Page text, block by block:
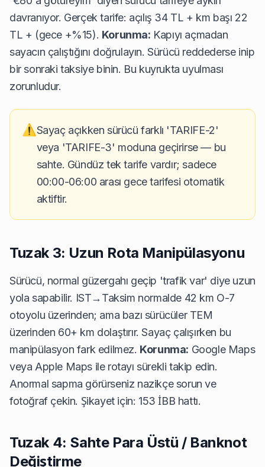
davranıyor. Gerçek tarife: açılış 34 TL + km başı 22
TL + (gece +%15). Korunma: Kapıyı açmadan
sayacın çalıştığını doğrulayın. Sürücü reddederse inip
bir sonraki taksiye binin. Bu kuyrukta uyulması
zorunludur.
⚠️Sayaç açıkken sürücü farklı 'TARIFE-2'
veya 'TARIFE-3' moduna geçirirse — bu
sahte. Gündüz tek tarife vardır; sadece
00:00-06:00 arası gece tarifesi otomatik
aktiftir.
Tuzak 3: Uzun Rota Manipülasyonu
Sürücü, normal güzergahı geçip 'trafik var' diye uzun
yola sapabilir. IST→Taksim normalde 42 km O-7
otoyolu üzerinden; ama bazı sürücüler TEM
üzerinden 60+ km dolaştırır. Sayaç çalışırken bu
manipülasyon fark edilmez. Korunma: Google Maps
veya Apple Maps ile rotayı sürekli takip edin.
Anormal sapma görürseniz nazikçe sorun ve
fotoğraf çekin. Şikayet için: 153 İBB hattı.
Tuzak 4: Sahte Para Üstü / Banknot
Değiştirme